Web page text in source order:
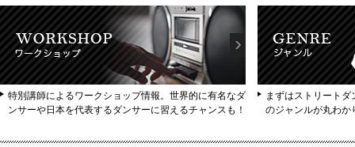
特別講師によるワークショップ情報。世界的に有名なダ
ンサーや日本を代表するダンサーに習えるチャンスも！
まずはストリート
のジャンルが丸わか